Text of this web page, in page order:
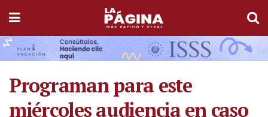
Programan para este
miércoles audiencia en caso